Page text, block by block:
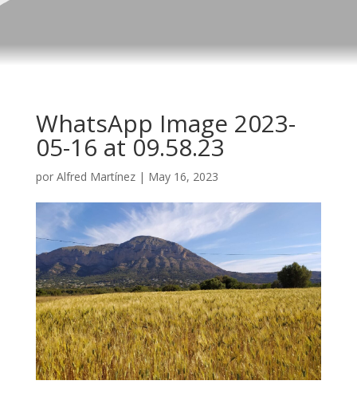
WhatsApp Image 2023-
05-16 at 09.58.23
por Alfred Martínez| May 16, 2023